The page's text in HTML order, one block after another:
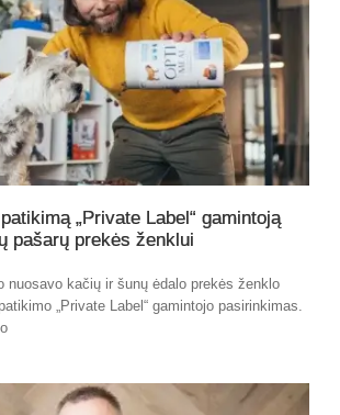
„Private Label“ gamintoją
pašarų prekės ženklui
nuosavo kačių ir šunų ėdalo prekės ženklo
„Private Label“ gamintojo pasirinkimas.